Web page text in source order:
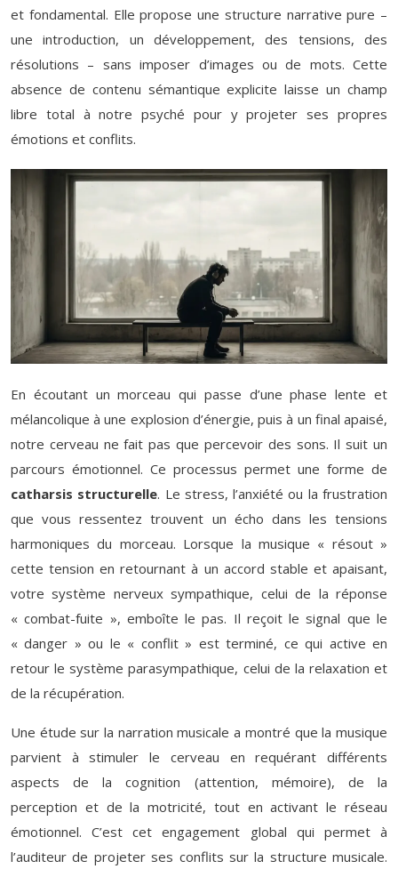
et fondamental. Elle propose une structure narrative pure –
une introduction, un développement, des tensions, des
résolutions – sans imposer d’images ou de mots. Cette
absence de contenu sémantique explicite laisse un champ
libre total à notre psyché pour y projeter ses propres
émotions et conflits.
En écoutant un morceau qui passe d’une phase lente et
mélancolique à une explosion d’énergie, puis à un final apaisé,
notre cerveau ne fait pas que percevoir des sons. Il suit un
parcours émotionnel. Ce processus permet une forme de
catharsis structurelle. Le stress, l’anxiété ou la frustration
que vous ressentez trouvent un écho dans les tensions
harmoniques du morceau. Lorsque la musique « résout »
cette tension en retournant à un accord stable et apaisant,
votre système nerveux sympathique, celui de la réponse
« combat-fuite », emboîte le pas. Il reçoit le signal que le
« danger » ou le « conflit » est terminé, ce qui active en
retour le système parasympathique, celui de la relaxation et
de la récupération.
Une étude sur la narration musicale a montré que la musique
parvient à stimuler le cerveau en requérant différents
aspects de la cognition (attention, mémoire), de la
perception et de la motricité, tout en activant le réseau
émotionnel. C’est cet engagement global qui permet à
l’auditeur de projeter ses conflits sur la structure musicale.